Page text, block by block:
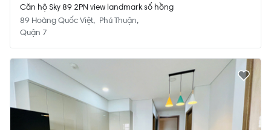
Căn hộ Sky 89 2PN view landmark sổ hồng
89 Hoàng Quốc Việt
Phú Thuận
Quận 7